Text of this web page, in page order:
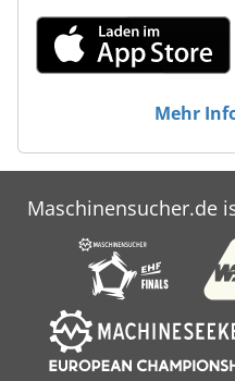
Mehr
Maschinensucher.de